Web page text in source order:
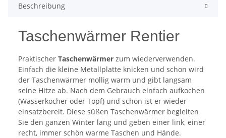
Beschreibung
Taschenwärmer Rentier
Praktischer Taschenwärmer zum wiederverwenden.
Einfach die kleine Metallplatte knicken und schon wird
der Taschenwärmer mollig warm und gibt langsam
seine Hitze ab. Nach dem Gebrauch einfach aufkochen
(Wasserkocher oder Topf) und schon ist er wieder
einsatzbereit. Diese süßen Taschenwärmer begleiten
Sie den ganzen Winter lang und geben einer link, einer
recht, immer schön warme Taschen und Hände.